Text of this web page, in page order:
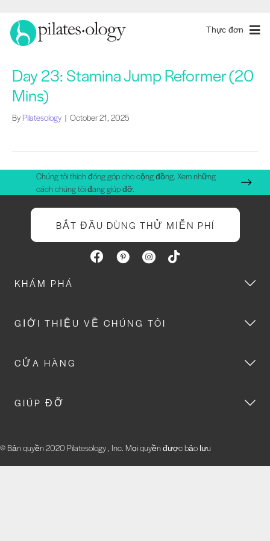
Thực đơn
Day 23: Stamina Jump Reformer (20
Mins)
By Pilatesology | October 21, 2025
Chúng tôi thích đóng góp cho cộng đồng. Xem những
cách chúng tôi đang giúp đỡ.
BẮT ĐẦU DÙNG THỬ MIỄN PHÍ
KHÁM PHÁ
GIỚI THIỆU VỀ CHÚNG TÔI
CỬA HÀNG
GIÚP ĐỠ
© Bản quyền 2020 Pilatesology , Inc. Mọi quyền được bảo lưu